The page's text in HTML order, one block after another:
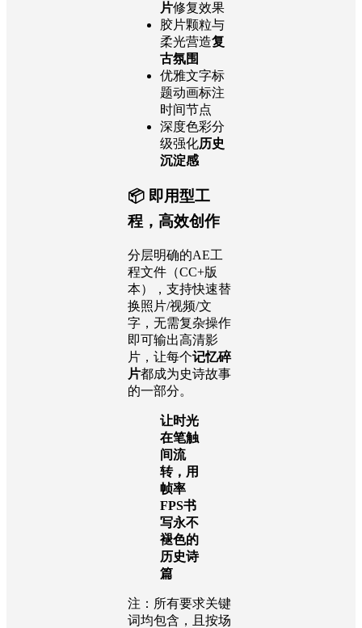
片修复效果
胶片颗粒与
柔光营造复
古氛围
优雅文字标
题动画标注
时间节点
深度色彩分
级强化历史
沉淀感
📦 即用型工
程，高效创作
分层明确的AE工
程文件（CC+版
本），支持快速替
换照片/视频/文
字，无需复杂操作
即可输出高清影
片，让每个记忆碎
片都成为史诗故事
的一部分。
让时光
在笔触
间流
转，用
帧率
FPS书
写永不
褪色的
历史诗
篇
注：所有要求关键
词均包含，且按场